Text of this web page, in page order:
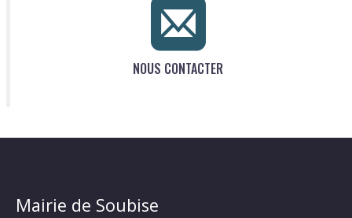
NOUS CONTACTER
Mairie de Soubise